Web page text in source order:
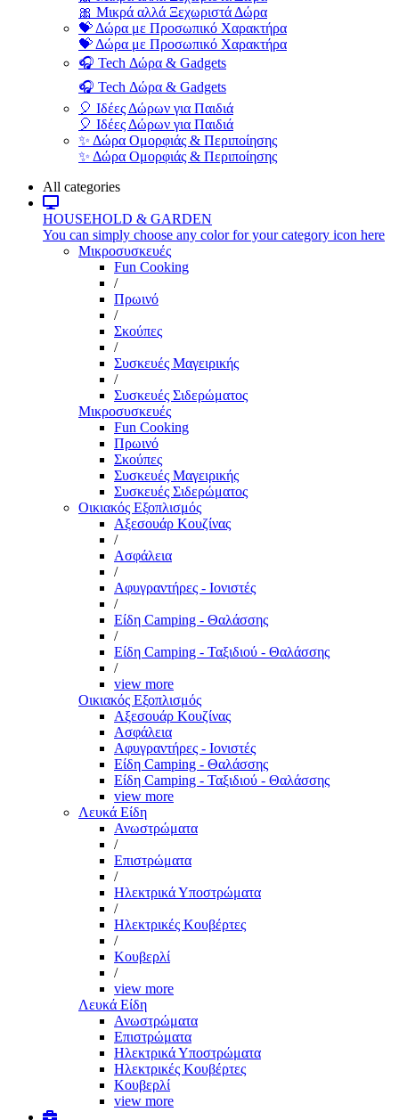
🎀 Μικρά αλλά Ξεχωριστά Δώρα
💝 Δώρα με Προσωπικό Χαρακτήρα
💝 Δώρα με Προσωπικό Χαρακτήρα
🎧 Tech Δώρα & Gadgets
🎧 Tech Δώρα & Gadgets
🎈 Ιδέες Δώρων για Παιδιά
🎈 Ιδέες Δώρων για Παιδιά
✨ Δώρα Ομορφιάς & Περιποίησης
✨ Δώρα Ομορφιάς & Περιποίησης
All categories
HOUSEHOLD & GARDEN
You can simply choose any color for your category icon here
Μικροσυσκευές
Fun Cooking
/
Πρωινό
/
Σκούπες
/
Συσκευές Μαγειρικής
/
Συσκευές Σιδερώματος
Μικροσυσκευές
Fun Cooking
Πρωινό
Σκούπες
Συσκευές Μαγειρικής
Συσκευές Σιδερώματος
Οικιακός Εξοπλισμός
Αξεσουάρ Κουζίνας
/
Ασφάλεια
/
Αφυγραντήρες - Ιονιστές
/
Είδη Camping - Θαλάσσης
/
Είδη Camping - Ταξιδιού - Θαλάσσης
/
view more
Οικιακός Εξοπλισμός
Αξεσουάρ Κουζίνας
Ασφάλεια
Αφυγραντήρες - Ιονιστές
Είδη Camping - Θαλάσσης
Είδη Camping - Ταξιδιού - Θαλάσσης
view more
Λευκά Είδη
Ανωστρώματα
/
Επιστρώματα
/
Ηλεκτρικά Υποστρώματα
/
Ηλεκτρικές Κουβέρτες
/
Κουβερλί
/
view more
Λευκά Είδη
Ανωστρώματα
Επιστρώματα
Ηλεκτρικά Υποστρώματα
Ηλεκτρικές Κουβέρτες
Κουβερλί
view more